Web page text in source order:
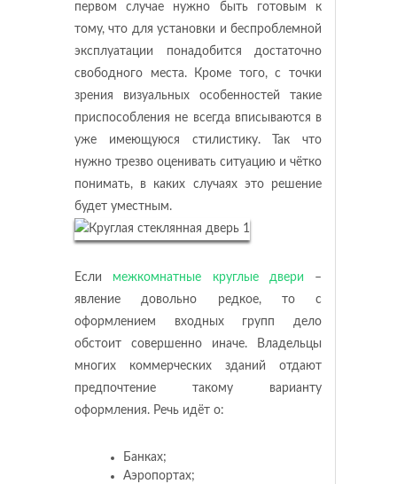
первом случае нужно быть готовым к
тому, что для установки и беспроблемной
эксплуатации понадобится достаточно
свободного места. Кроме того, с точки
зрения визуальных особенностей такие
приспособления не всегда вписываются в
уже имеющуюся стилистику. Так что
нужно трезво оценивать ситуацию и чётко
понимать, в каких случаях это решение
будет уместным.
Если межкомнатные круглые двери –
явление довольно редкое, то с
оформлением входных групп дело
обстоит совершенно иначе. Владельцы
многих коммерческих зданий отдают
предпочтение такому варианту
оформления. Речь идёт о:
Банках;
Аэропортах;